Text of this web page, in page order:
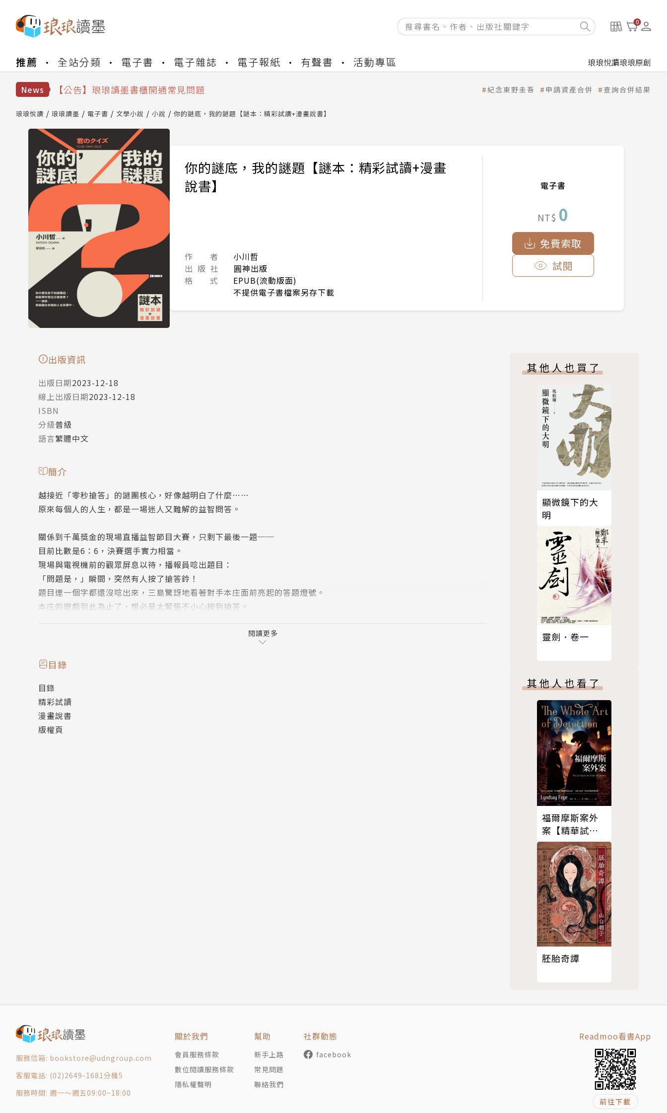
0
推薦 全站分類 電子書 電子雜誌 電子報紙 有聲書 活動專區 琅琅悅讀琅琅原創
News
【公告】琅琅讀墨數位閱讀資產合併與書櫃開通申請
【公告】琅琅讀墨 3 分鐘完成書櫃開通與資產合併申請圖文教學
【公告】琅琅讀墨數位閱讀資產合併與書櫃開通申請
紀念東野圭吾 申請資產合併 查詢合併結果
琅琅悅讀 琅琅讀墨 電子書 文學小說 小說 你的謎底，我的謎題【謎本：精彩試讀+漫畫說書】
你的謎底，我的謎題【謎本：精彩試讀+漫畫
說書】
作 者
小川哲
出 版 社
圓神出版
格 式
EPUB(流動版面)
不提供電子書檔案另存下載
電子書
NT$ 0
免費索取
試閱
出版資訊
出版日期2023-12-18
線上出版日期2023-12-18
ISBN
分級普級
語言繁體中文
簡介
越接近「零秒搶答」的謎團核心，好像越明白了什麼……
原來每個人的人生，都是一場迷人又難解的益智問答。
關係到千萬獎金的現場直播益智節目大賽，只剩下最後一題──
目前比數是6：6，決賽選手實力相當。
現場與電視機前的觀眾屏息以待，播報員唸出題目：
「問題是，」瞬間，突然有人按了搶答鈴！
題目連一個字都還沒唸出來，三島驚訝地看著對手本庄面前亮起的答題燈號。
本庄的遊戲到此為止了，想必是太緊張不小心按到搶答。
舞台噴出雪花與白煙，三島感到一片茫然，搞不清楚到底發生了什麼事。
零秒搶答？這是在開玩笑嗎？節目組作假嗎？
還是本庄絆真如傳聞所說，是益智節目的魔法師？他真的有魔法？
意想不到的真相映照著人生，讓人喟嘆，卻也驚奇！
岸》，更奪得早川科幻小說大獎。二○一七年發表第二部長篇小說《遊戲王國》，奪得日本科幻大獎、山本周五郎獎。二
○二二年發表第三部長篇小說《地圖與拳》，奪得山田風太郎獎、直木獎，另著有短篇集《謊言與正典》。
《你的謎底，我的謎題》是小川哲榮獲直木獎後推出的新作，顛覆推理類型，並結合娛樂、知識，創造了獨一無二的益智
遊戲小說，從答題映照人生，情節鋪陳的翻轉令人動容，獲得日本書店店員票選的本屋大賞第六名。
閱讀更多
目錄
目錄
精彩試讀
漫畫說書
版權頁
其他人也買了
顯微鏡下的大
明
靈劍．卷一
其他人也看了
福爾摩斯案外
案【精華試讀
本】
胚胎奇譚
服務信箱: bookstore@udngroup.com
客服電話: (02)2649-1681分機5
服務時間: 週一～週五09:00~18:00
關於我們
會員服務條款
數位閱讀服務條款
隱私權聲明
幫助
新手上路
常見問題
聯絡我們
社群動態
facebook
Readmoo看書App
前往下載